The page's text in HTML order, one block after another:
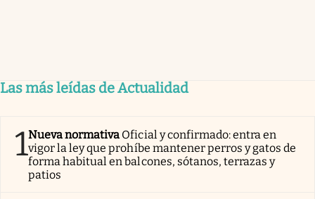
Las más leídas de Actualidad
1Nueva normativa Oficial y confirmado: entra en
vigor la ley que prohíbe mantener perros y gatos de
forma habitual en balcones, sótanos, terrazas y
patios